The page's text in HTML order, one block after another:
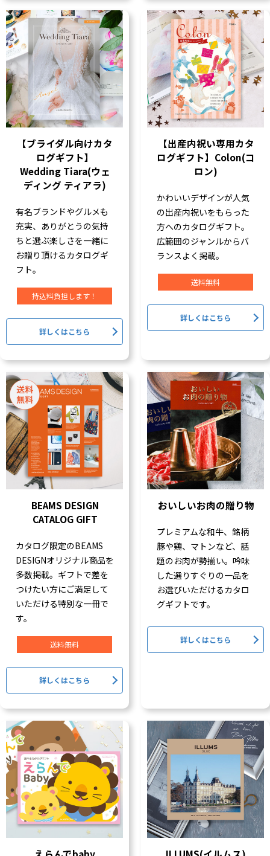
【ブライダル向けカタ
ログギフト】
Wedding Tiara(ウェ
ディング ティアラ)
有名ブランドやグルメも
充実、ありがとうの気持
ちと選ぶ楽しさを一緒に
お贈り頂けるカタログギ
フト。
持込料負担します！
詳しくはこちら
【出産内祝い専用カタ
ログギフト】Colon(コ
ロン)
かわいいデザインが人気
の出産内祝いをもらった
方へのカタログギフト。
広範囲のジャンルからバ
ランスよく掲載。
送料無料
詳しくはこちら
BEAMS DESIGN
CATALOG GIFT
カタログ限定のBEAMS
DESIGNオリジナル商品を
多数掲載。ギフトで差を
つけたい方にご満足して
いただける特別な一冊で
す。
送料無料
詳しくはこちら
おいしいお肉の贈り物
プレミアムな和牛、銘柄
豚や鶏、マトンなど、話
題のお肉が勢揃い。吟味
した選りすぐりの一品を
お選びいただけるカタロ
グギフトです。
詳しくはこちら